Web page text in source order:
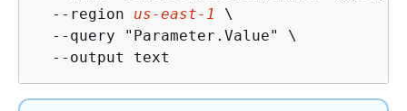
  --region
us-east-1
\
  --query "Parameter.Value" \
  --output text